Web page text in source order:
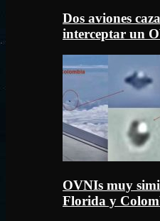
Dos aviones
interceptar un
OVNIs muy
Florida y